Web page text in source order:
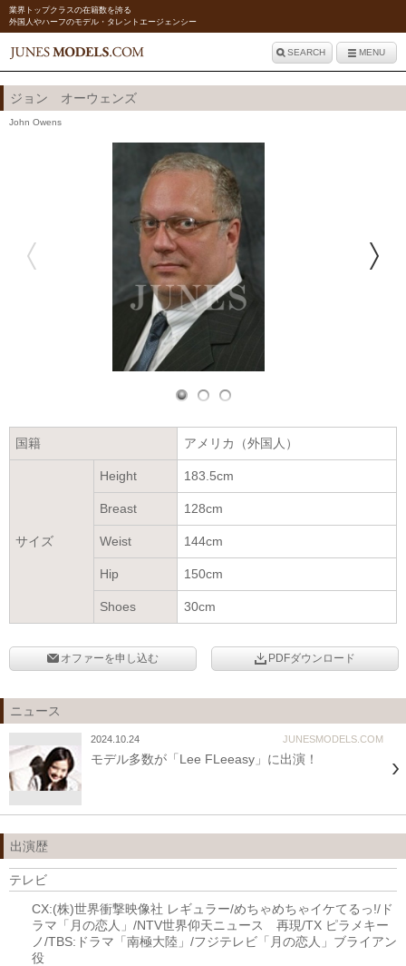
業界トップクラスの在籍数を誇る
外国人やハーフのモデル・タレントエージェンシー
SEARCH MENU
ジョン オーウェンズ
John Owens
国籍 アメリカ（外国人）
サイズ
Height 183.5cm
Breast 128cm
Weist 144cm
Hip 150cm
Shoes 30cm
オファーを申し込む PDFダウンロード
ニュース
2024.10.24 JUNESMODELS.COM
モデル多数が「Lee FLeeasy」に出演！
出演歴
テレビ
CX:(株)世界衝撃映像社 レギュラー/めちゃめちゃイケてるっ!/ド
ラマ「月の恋人」/NTV世界仰天ニュース 再現/TX ピラメキー
ノ/TBS:ドラマ「南極大陸」/フジテレビ「月の恋人」ブライアン
役